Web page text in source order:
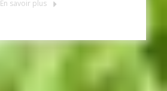
En savoir plus